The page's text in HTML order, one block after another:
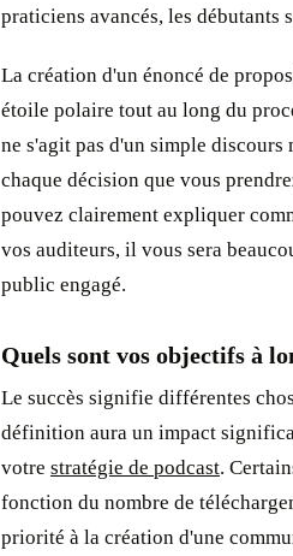
praticiens avancés, les débutants
La création d'un énoncé de
étoile polaire tout au long du
ne s'agit pas d'un simple
chaque décision que vous
pouvez clairement expliquer
vos auditeurs, il vous sera
public engagé.
Quels sont vos objectifs à
Le succès signifie différentes
définition aura un impact
votre stratégie de podcast.
fonction du nombre de
priorité à la création d'une